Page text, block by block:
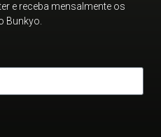
e receba mensalmente os
Bunkyo.